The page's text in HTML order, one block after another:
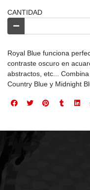
CANTIDAD
Royal Blue funciona
contraste oscuro en
abstractos, etc...
Country Blue y Midnight